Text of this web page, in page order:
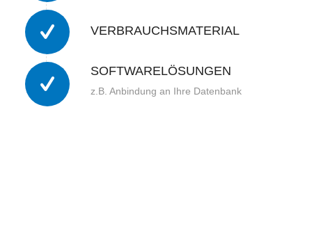
VERBRAUCHSMATERIAL
SOFTWARELÖSUNGEN
z.B. Anbindung an Ihre Datenbank